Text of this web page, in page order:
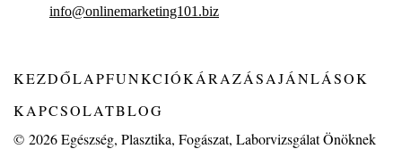
info@onlinemarketing101.biz
KEZDŐLAPFUNKCIÓKÁRAZÁSAJÁNLÁSOK
KAPCSOLATBLOG
© 2026Egészség, Plasztika, Fogászat, Laborvizsgálat Önöknek